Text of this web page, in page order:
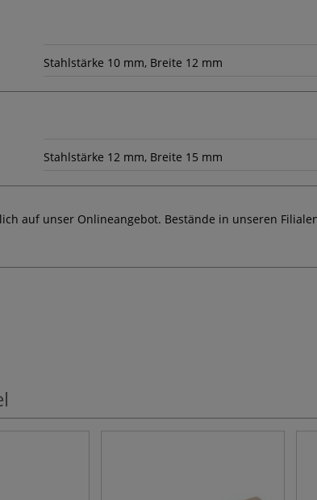
Stahlstärke 10 mm, Breite 12 mm
Stahlstärke 12 mm, Breite 15 mm
auf unser Onlineangebot. Bestände in unseren